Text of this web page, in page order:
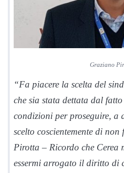
Graziano
“Fa piacere la scelta del
che sia stata dettata dal
condizioni per proseguire, a
scelto coscientemente di
Pirotta – Ricordo che Cerea
essermi arrogato il diritto di